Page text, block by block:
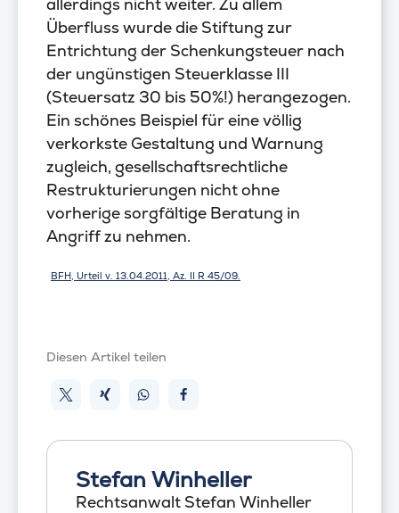
Überfluss wurde die Stiftung zur
Entrichtung der Schenkungsteuer nach
der ungünstigen Steuerklasse III
(Steuersatz 30 bis 50%!) herangezogen.
Ein schönes Beispiel für eine völlig
verkorkste Gestaltung und Warnung
zugleich, gesellschaftsrechtliche
Restrukturierungen nicht ohne
vorherige sorgfältige Beratung in
Angriff zu nehmen.
BFH, Urteil v. 13.04.2011, Az. II R 45/09.
Diesen Artikel teilen
Stefan Winheller
Rechtsanwalt Stefan Winheller